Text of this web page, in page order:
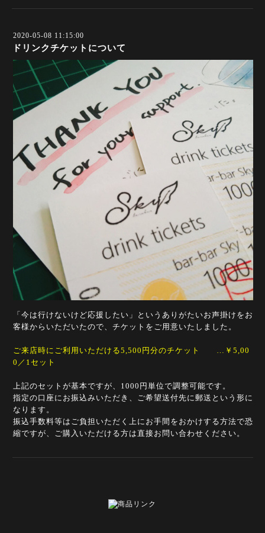
2020-05-08 11:15:00
ドリンクチケットについて
「今は行けないけど応援したい」というありがたいお声掛けをお
客様からいただいたので、チケットをご用意いたしました。
ご来店時にご利用いただける5,500円分のチケット …￥5,00
0／1セット
上記のセットが基本ですが、1000円単位で調整可能です。
指定の口座にお振込みいただき、ご希望送付先に郵送という形に
なります。
振込手数料等はご負担いただく上にお手間をおかけする方法で恐
縮ですが、ご購入いただける方は直接お問い合わせください。